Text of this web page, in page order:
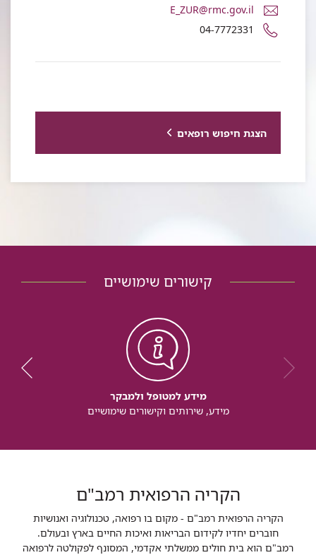
דואר
אלקטרוני
עינת
E_ZUR@rmc.gov.il
מספר
טלפון
04-7772331
הצגת חיפוש רופאים
קישורים שימושיים
מידע למטופל ולמבקר
מידע, שירותים וקישורים שימושיים
הקריה הרפואית רמב"ם
הקריה הרפואית רמב"ם - מקום בו רפואה, טכנולוגיה ואנושיות
חוברים יחדיו לקידום הבריאות ואיכות החיים בארץ ובעולם.
רמב"ם הוא בית חולים ממשלתי אקדמי, המסונף לפקולטה לרפואה